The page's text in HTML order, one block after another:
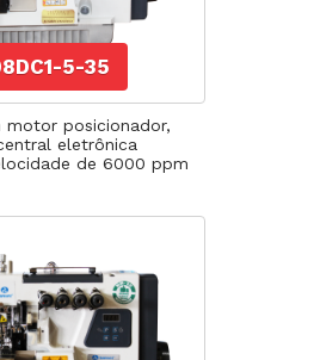
5-35
motor posicionador,
eletrônica
de 6000 ppm